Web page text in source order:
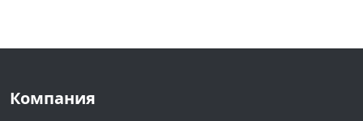
Компания